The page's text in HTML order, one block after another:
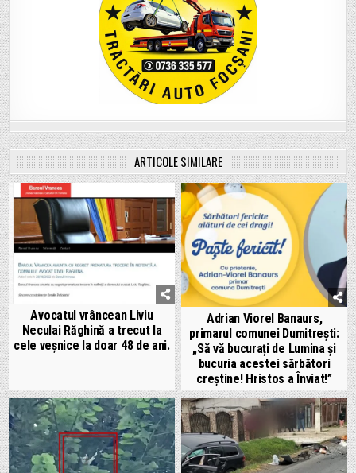
ARTICOLE SIMILARE
Avocatul vrâncean Liviu
Neculai Răghină a trecut la
cele veșnice la doar 48 de ani.
Adrian Viorel Banaurs,
primarul comunei Dumitrești:
„Să vă bucurați de Lumina și
bucuria acestei sărbători
creștine! Hristos a Înviat!”